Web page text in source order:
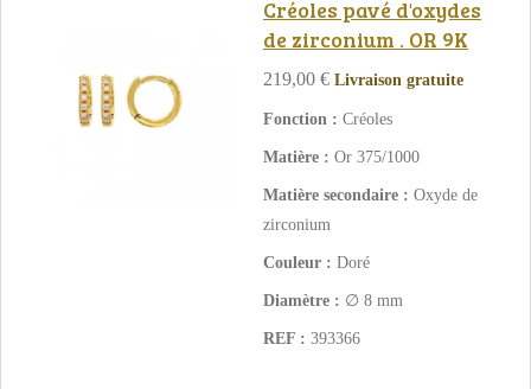
Créoles pavé d'oxydes
de zirconium . OR 9K
219,00 € Livraison gratuite
Fonction : Créoles
Matière : Or 375/1000
Matière secondaire : Oxyde de
zirconium
Couleur : Doré
Diamètre : ∅ 8 mm
REF : 393366